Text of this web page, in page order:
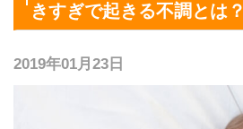
きすぎで起きる不調とは？
2019年01月23日